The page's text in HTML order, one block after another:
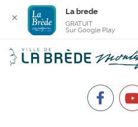
✕
La brede
GRATUIT
Sur Google Play